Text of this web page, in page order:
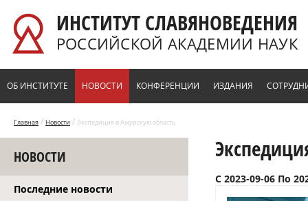
ИНСТИТУТ СЛАВЯНОВЕДЕНИЯ
РОССИЙСКОЙ АКАДЕМИИ НАУК
ОБ ИНСТИТУТЕ НОВОСТИ КОНФЕРЕНЦИИ ИЗДАНИЯ
Главная / Новости / Экспедиция в Амурскую область
НОВОСТИ
Последние новости
С2023-09-06 По